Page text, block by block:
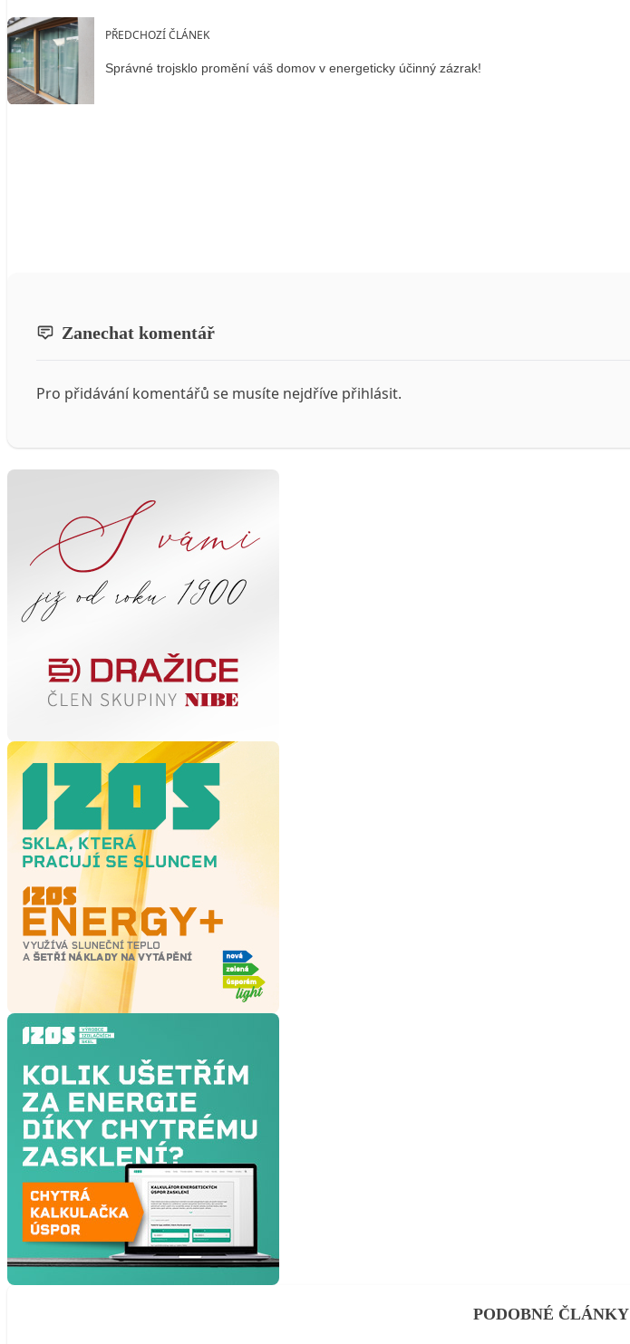
PŘEDCHOZÍ ČLÁNEK
Správné trojsklo promění váš domov v energeticky účinný zázrak!
Zanechat komentář
Pro přidávání komentářů se musíte nejdříve přihlásit.
PODOBNÉ ČLÁNKY